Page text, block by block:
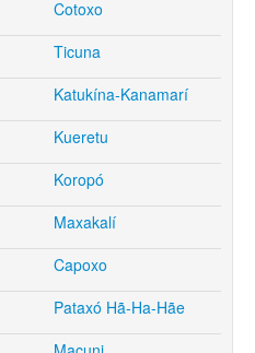
Cotoxo
Ticuna
Katukína-Kanamarí
Kueretu
Koropó
Maxakalí
Capoxo
Pataxó Hã-Ha-Hãe